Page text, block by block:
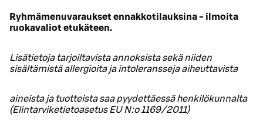
Ryhmämenuvaraukset ennakkotilauksina - ilmoita
ruokavaliot etukäteen.
Lisätietoja tarjoiltavista annoksista sekä niiden
sisältämistä allergioita ja intoleransseja aiheuttavista
aineista ja tuotteista saa pyydettäessä henkilökunnalta
(Elintarviketietoasetus EU N:o 1169/2011)